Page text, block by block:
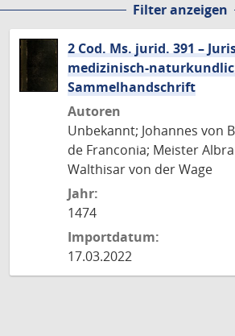
Filter anzeigen
2 Cod. Ms. jurid. 391 –
medizinisch-
Sammelhandschrift
Autoren
Unbekannt; Johannes von
de Franconia; Meister
Walthisar von der Wage
Jahr:
1474
Importdatum:
17.03.2022